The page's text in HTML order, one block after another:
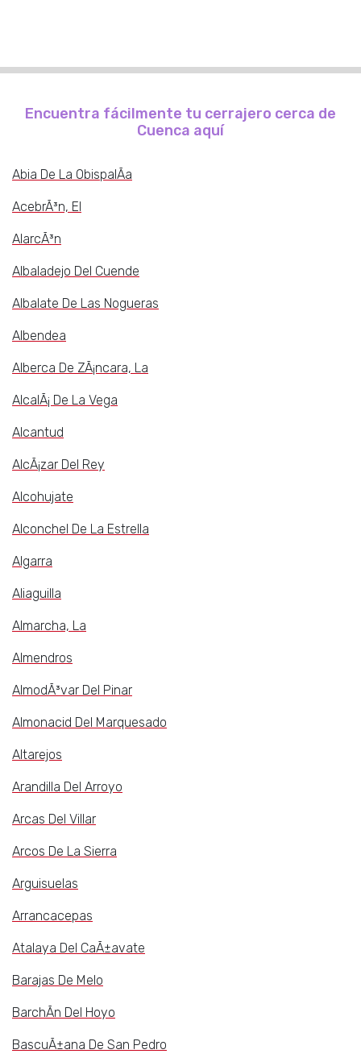
Encuentra fácilmente tu cerrajero cerca de
Cuenca aquí
Abia De La ObispalÃ­a
AcebrÃ³n, El
AlarcÃ³n
Albaladejo Del Cuende
Albalate De Las Nogueras
Albendea
Alberca De ZÃ¡ncara, La
AlcalÃ¡ De La Vega
Alcantud
AlcÃ¡zar Del Rey
Alcohujate
Alconchel De La Estrella
Algarra
Aliaguilla
Almarcha, La
Almendros
AlmodÃ³var Del Pinar
Almonacid Del Marquesado
Altarejos
Arandilla Del Arroyo
Arcas Del Villar
Arcos De La Sierra
Arguisuelas
Arrancacepas
Atalaya Del CaÃ±avate
Barajas De Melo
BarchÃ­n Del Hoyo
BascuÃ±ana De San Pedro